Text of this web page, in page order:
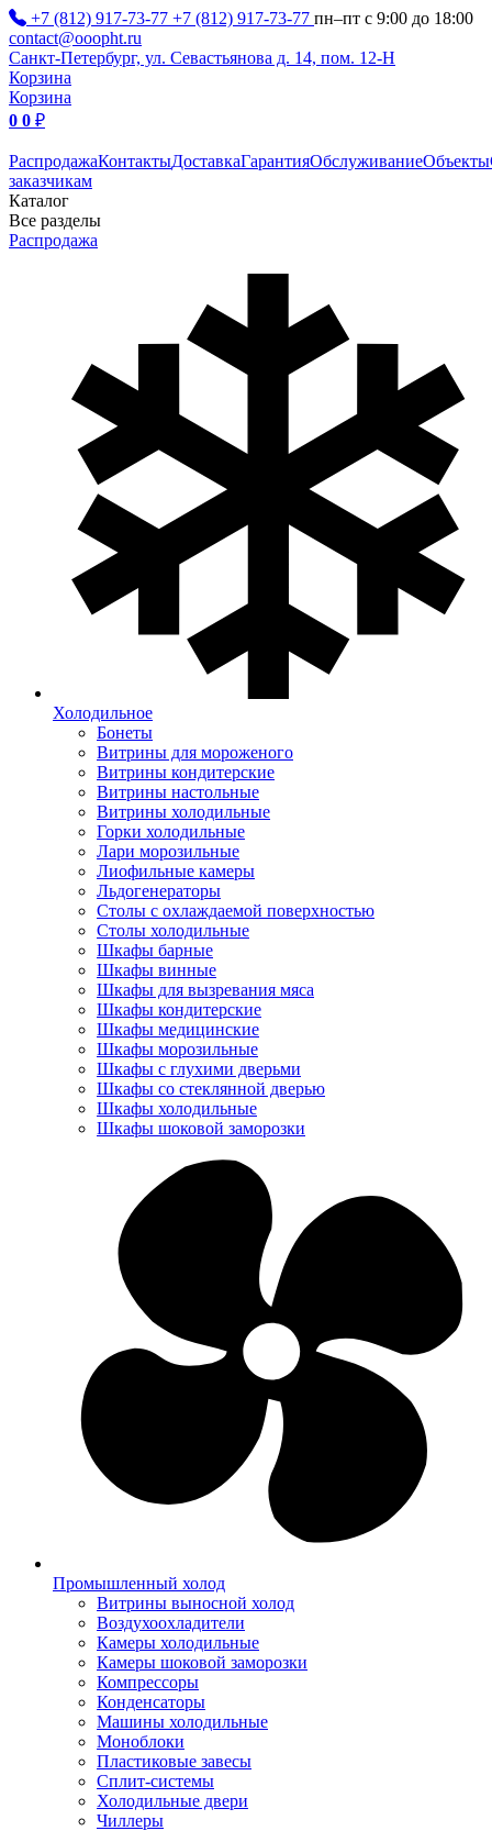
+7 (812) 917-73-77 +7 (812) 917-73-77 пн–пт с 9:00 до 18:00
contact@ooopht.ru
Санкт-Петербург, ул. Севастьянова д. 14, пом. 12-Н
Корзина
Корзина
0 0 ₽
РаспродажаКонтактыДоставкаГарантияОбслуживаниеОбъекты
заказчикам
Каталог
Все разделы
Распродажа
Холодильное
Бонеты
Витрины для мороженого
Витрины кондитерские
Витрины настольные
Витрины холодильные
Горки холодильные
Лари морозильные
Лиофильные камеры
Льдогенераторы
Столы с охлаждаемой поверхностью
Столы холодильные
Шкафы барные
Шкафы винные
Шкафы для вызревания мяса
Шкафы кондитерские
Шкафы медицинские
Шкафы морозильные
Шкафы с глухими дверьми
Шкафы со стеклянной дверью
Шкафы холодильные
Шкафы шоковой заморозки
Промышленный холод
Витрины выносной холод
Воздухоохладители
Камеры холодильные
Камеры шоковой заморозки
Компрессоры
Конденсаторы
Машины холодильные
Моноблоки
Пластиковые завесы
Сплит-системы
Холодильные двери
Чиллеры